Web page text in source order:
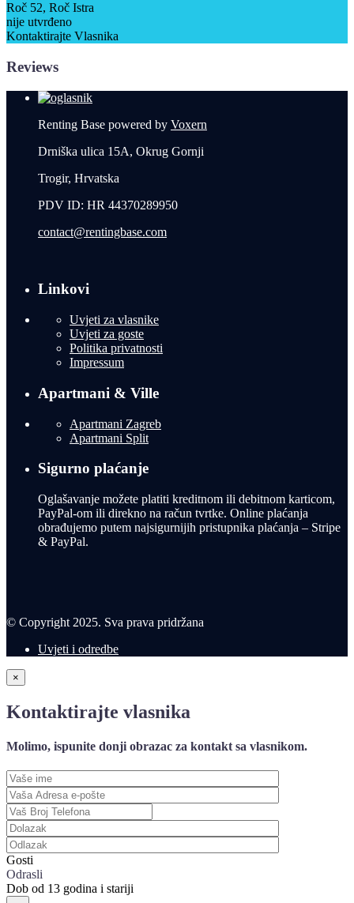
Roč 52, Roč Istra
nije utvrđeno
Kontaktirajte Vlasnika
Reviews
Renting Base powered by Voxern
Drniška ulica 15A, Okrug Gornji
Trogir, Hrvatska
PDV ID: HR 44370289950
contact@rentingbase.com
Linkovi
Uvjeti za vlasnike
Uvjeti za goste
Politika privatnosti
Impressum
Apartmani & Ville
Apartmani Zagreb
Apartmani Split
Sigurno plaćanje
Oglašavanje možete platiti kreditnom ili debitnom karticom,
PayPal-om ili direkno na račun tvrtke. Online plaćanja
obrađujemo putem najsigurnijih pristupnika plaćanja – Stripe
& PayPal.
© Copyright 2025. Sva prava pridržana
Uvjeti i odredbe
×
Kontaktirajte vlasnika
Molimo, ispunite donji obrazac za kontakt sa vlasnikom.
Gosti
Odrasli
Dob od 13 godina i stariji